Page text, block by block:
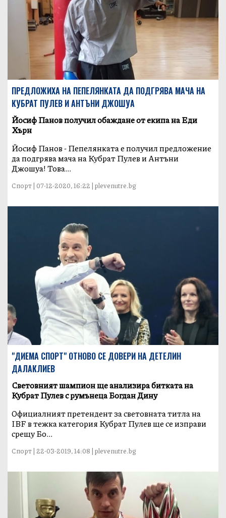
ПРЕДЛОЖИХА НА ПЕПЕЛЯНКАТА ДА ПОДГРЯВА МАЧА НА
КУБРАТ ПУЛЕВ И АНТЪНИ ДЖОШУА
Йосиф Панов получил обаждане от екипа на Еди
Хърн
Йосиф Панов - Пепелянката е получил предложение
да подгрява мача на Кубрат Пулев и Антъни
Джошуа! Това...
Спорт | 07-12-2020, 16:22 | plevenutre.bg
"ДИЕМА СПОРТ" ОТНОВО СЕ ДОВЕРИ НА ДЕТЕЛИН
ДАЛАКЛИЕВ
Световният шампион ще анализира битката на
Кубрат Пулев с румънеца Богдан Дину
Oфициалният претендент за световната титла на
IBF в тежка категория Кубрат Пулев ще се изправи
срещу Бо...
Спорт | 22-03-2019, 14:08 | plevenutre.bg